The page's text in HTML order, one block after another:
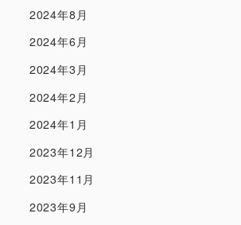
2024年8月
2024年6月
2024年3月
2024年2月
2024年1月
2023年12月
2023年11月
2023年9月